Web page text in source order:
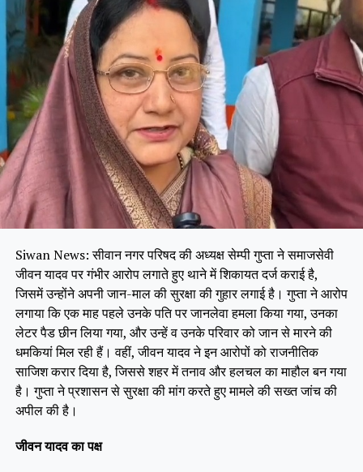
Siwan News: सीवान नगर परिषद की अध्यक्ष सेम्पी गुप्ता ने समाजसेवी
जीवन यादव पर गंभीर आरोप लगाते हुए थाने में शिकायत दर्ज कराई है,
जिसमें उन्होंने अपनी जान-माल की सुरक्षा की गुहार लगाई है। गुप्ता ने आरोप
लगाया कि एक माह पहले उनके पति पर जानलेवा हमला किया गया, उनका
लेटर पैड छीन लिया गया, और उन्हें व उनके परिवार को जान से मारने की
धमकियां मिल रही हैं। वहीं, जीवन यादव ने इन आरोपों को राजनीतिक
साजिश करार दिया है, जिससे शहर में तनाव और हलचल का माहौल बन गया
है। गुप्ता ने प्रशासन से सुरक्षा की मांग करते हुए मामले की सख्त जांच की
अपील की है।
जीवन यादव का पक्ष